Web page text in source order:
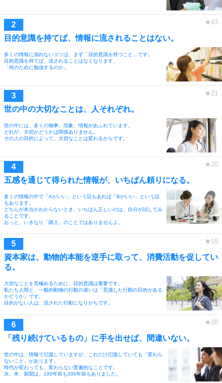
目的意識を持てば、情報に流されることはない。
多くの情報に溺れないコツは、まず「目的意識を持つこと」です。
目的意識を持てば、流されることはなくなります。
「何のために勉強するのか」
世の中の大切なことは、人それぞれ。
世の中には、多くの物事、現象、情報があふれています。
どれが、大切かどうかは関係ありません。
その人の目的によって、大切なことは変わるからです。
五感を通じて得られた情報が、いちばん頼りになる。
多くの情報の中で「Aがいい」という話もあれば「Bがいい」という話
もあります。
どちらが本当かわからないとき、いちばん正しいのは、自分が試してみ
ることです。
おっと、いきなり「購入」のことではありませんよ。
資本家は、動物的本能を逆手に取って、消費活動を促してい
る。
大切なことを見極めるために、目的意識は重要です。
私たち人間と、一般的動物の行動の違いは「意識した行動の目的がある
かどうか」です。
目的がない人は、流された行動になりがちです。
「残り続けているもの」に手を出せば、間違いない。
世の中は、情報で氾濫していますが、これだけ氾濫していても「変わら
ないこと」があります。
時代が変わっても、変わらない普遍的なことです。
水、本、新聞は、100年前も200年前もありました。